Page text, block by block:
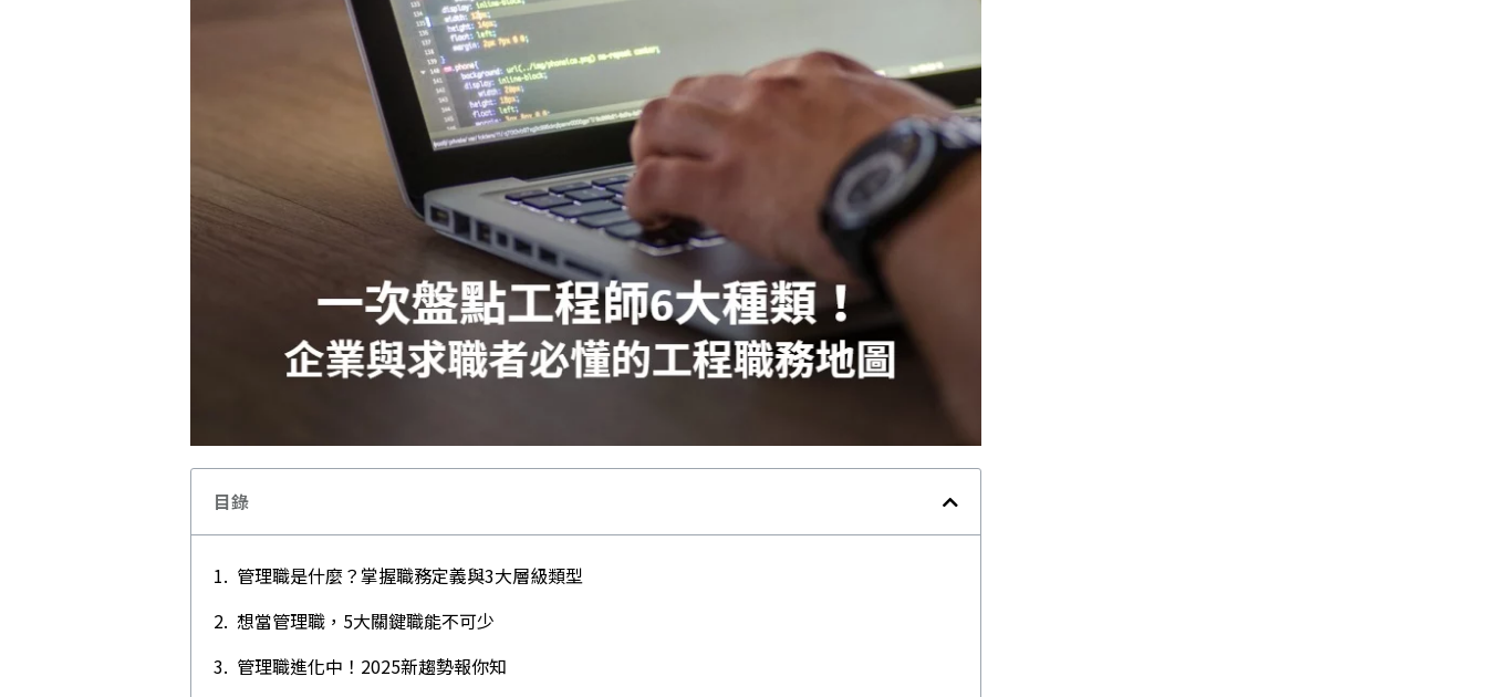
目錄
管理職是什麼？掌握職務定義與3大層級類型
想當管理職，5大關鍵職能不可少
管理職進化中！2025新趨勢報你知